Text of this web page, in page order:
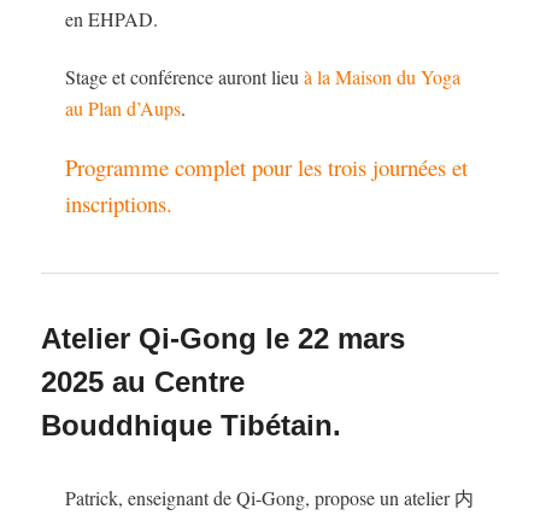
en EHPAD.
Stage et conférence auront lieuà la Maison du Yoga
au Plan d’Aups.
Programme complet pour les trois journées et
inscriptions.
Atelier Qi-Gong le 22 mars
2025 au Centre
Bouddhique Tibétain.
Patrick, enseignant de Qi-Gong, propose un atelier 内